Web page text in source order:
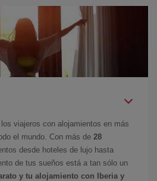
viajeros con alojamientos en más
el mundo. Con más de 28
desde hoteles de lujo hasta
de tus sueños está a tan sólo un
y tu alojamiento con Iberia y